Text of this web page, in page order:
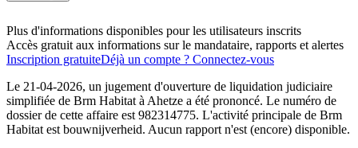
Plus d'informations disponibles pour les utilisateurs inscrits
Accès gratuit aux informations sur le mandataire, rapports et alertes
Inscription gratuiteDéjà un compte ? Connectez-vous
Le 21-04-2026, un jugement d'ouverture de liquidation judiciaire
simplifiée de Brm Habitat à Ahetze a été prononcé. Le numéro de
dossier de cette affaire est 982314775. L'activité principale de Brm
Habitat est bouwnijverheid. Aucun rapport n'est (encore) disponible.